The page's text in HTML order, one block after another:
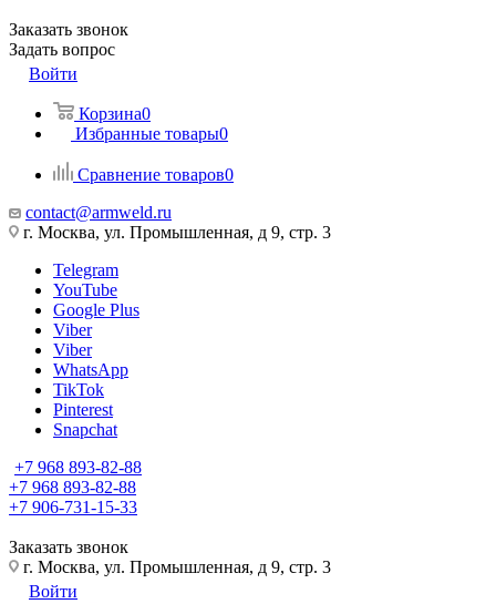
Заказать звонок
Задать вопрос
Войти
Корзина0
Избранные товары0
Сравнение товаров0
contact@armweld.ru
г. Москва, ул. Промышленная, д 9, стр. 3
Telegram
YouTube
Google Plus
Viber
Viber
WhatsApp
TikTok
Pinterest
Snapchat
+7 968 893-82-88
+7 968 893-82-88
+7 906-731-15-33
Заказать звонок
г. Москва, ул. Промышленная, д 9, стр. 3
Войти